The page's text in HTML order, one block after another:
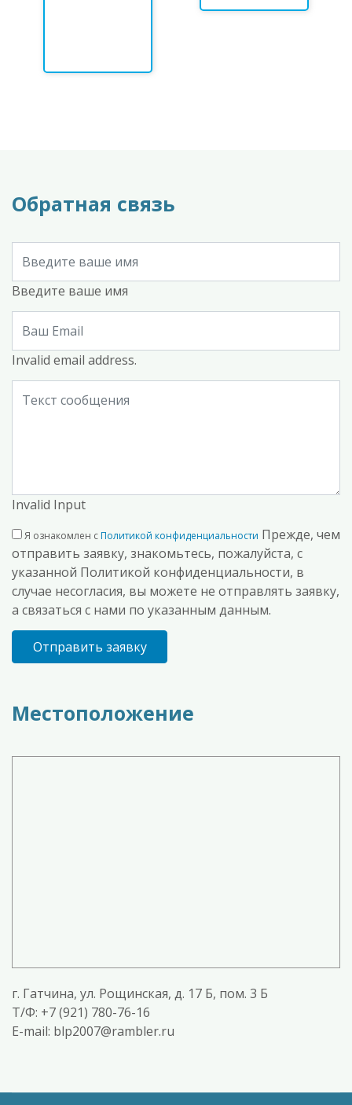
Обратная связь
Введите ваше имя
Invalid email address.
Invalid Input
Я ознакомлен с Политикой конфиденциальности Прежде, чем
отправить заявку, знакомьтесь, пожалуйста, с
указанной Политикой конфиденциальности, в
случае несогласия, вы можете не отправлять заявку,
а связаться с нами по указанным данным.
Отправить заявку
Местоположение
г. Гатчина, ул. Рощинская, д. 17 Б, пом. 3 Б
T/Ф: +7 (921) 780-76-16
E-mail: blp2007@rambler.ru